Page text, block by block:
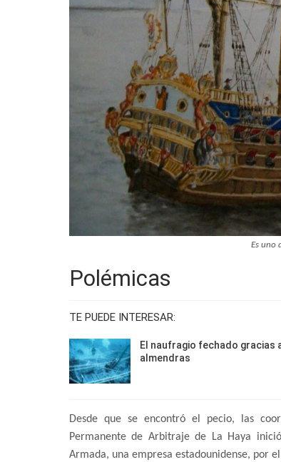
Es uno
Polémicas
TE PUEDE INTERESAR:
El naufragio fechado gracias
almendras
Desde que se encontró el pecio, las
Permanente de Arbitraje de La Haya
Armada, una empresa estadounidense, por